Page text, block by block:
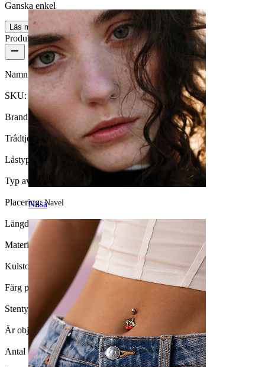
Näsa
Ganska enkel
Läs mer
Produktdetaljer
Namn:Navelring med blomma
SKU:Belly-7
Brand: Bodymod Moments
Trådtjocklek:1,6 mm
Låstyp: Utvändig tråd
Typ av smycke:
Placering:Navel
Längd: 10 mm
Material: Kirurgiskt stål / Mässing
Kulstorlek:
Färg på sten: Aurora Borealis
Stentyp: Kubisk zirkonia
Är objektet limmat?:Ja
Antal enheter:1